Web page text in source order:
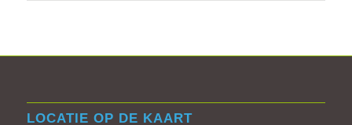
LOCATIE OP DE KAART